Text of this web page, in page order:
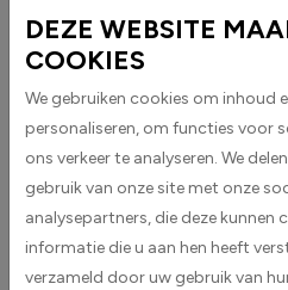
stickers met pijlen aan beide
van koelluchtleidingen.
De stickers zijn uitgevoerd in blauw
zichtbaarheid en leesbaarheid
Volgens Europese richtlijnen is het
verbindingspunten duidelijk te
DEZE WEBSITE
COOKIES
We gebruiken cookies om inhoud
personaliseren, om functies voor
ons verkeer te analyseren. We
gebruik van onze site met onze
analysepartners, die deze kunnen
informatie die u aan hen heeft
verzameld door uw gebruik van